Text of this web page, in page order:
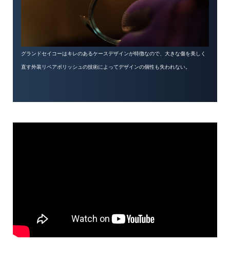
グランドセイコーはキレのあるケースデザインが特徴なので、大きな傷を美しく
直す外装リペアポリッシュの技術によってデザインの個性も失われない。